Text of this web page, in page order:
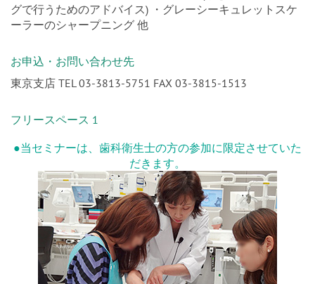
グで行うためのアドバイス) ・グレーシーキュレットスケ
ーラーのシャープニング 他
お申込・お問い合わせ先
東京支店 TEL 03-3813-5751 FAX 03-3815-1513
フリースペース 1
●当セミナーは、歯科衛生士の方の参加に限定させていた
だきます。